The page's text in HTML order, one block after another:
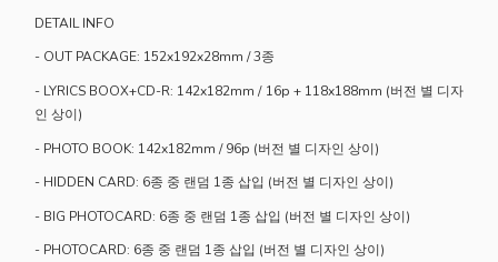
DETAIL INFO
- OUT PACKAGE: 152x192x28mm / 3종
- LYRICS BOOX+CD-R: 142x182mm / 16p + 118x188mm (버전 별 디자
인 상이)
- PHOTO BOOK: 142x182mm / 96p (버전 별 디자인 상이)
- HIDDEN CARD: 6종 중 랜덤 1종 삽입 (버전 별 디자인 상이)
- BIG PHOTOCARD: 6종 중 랜덤 1종 삽입 (버전 별 디자인 상이)
- PHOTOCARD: 6종 중 랜덤 1종 삽입 (버전 별 디자인 상이)